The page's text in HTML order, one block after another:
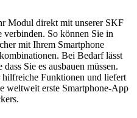
Modul direkt mit unserer SKF
verbinden. So können Sie in
mit Ihrem Smartphone
Bei Bedarf lässt
Sie es ausbauen müssen.
Funktionen und liefert
weltweit erste Smartphone-App